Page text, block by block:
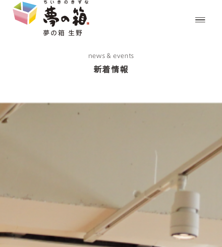
news & events
新着情報